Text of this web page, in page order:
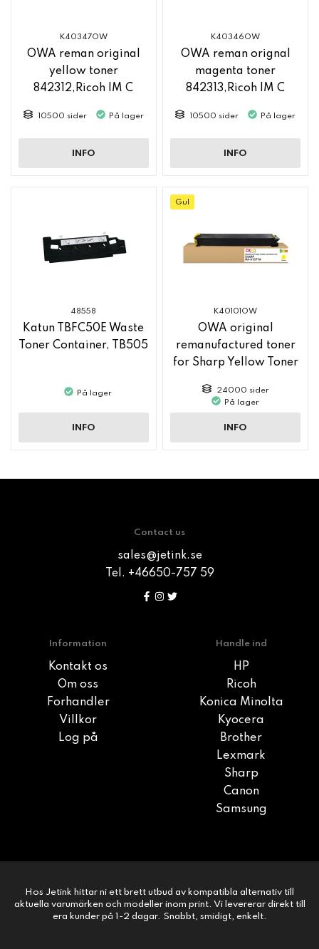
K40347OW
OWA reman original
yellow toner
842312,Ricoh IM C
10500 sider På lager
INFO
K40346OW
OWA reman orignal
magenta toner
842313,Ricoh IM C
10500 sider På lager
INFO
48558
Katun TBFC50E Waste
Toner Container, TB505
På lager
INFO
Gul
K40101OW
OWA original
remanufactured toner
for Sharp Yellow Toner
24000 sider
På lager
INFO
Contact us
sales@jetink.se
Tel. +46650-757 59
Information
Kontakt os
Om oss
Forhandler
Villkor
Log på
Handle ind
HP
Ricoh
Konica Minolta
Kyocera
Brother
Lexmark
Sharp
Canon
Samsung
Hos Jetink hittar ni ett brett utbud av kompatibla alternativ till
aktuella varumärken och modeller inom print. Vi levererar direkt till
era kunder på 1-2 dagar. Snabbt, smidigt, enkelt.